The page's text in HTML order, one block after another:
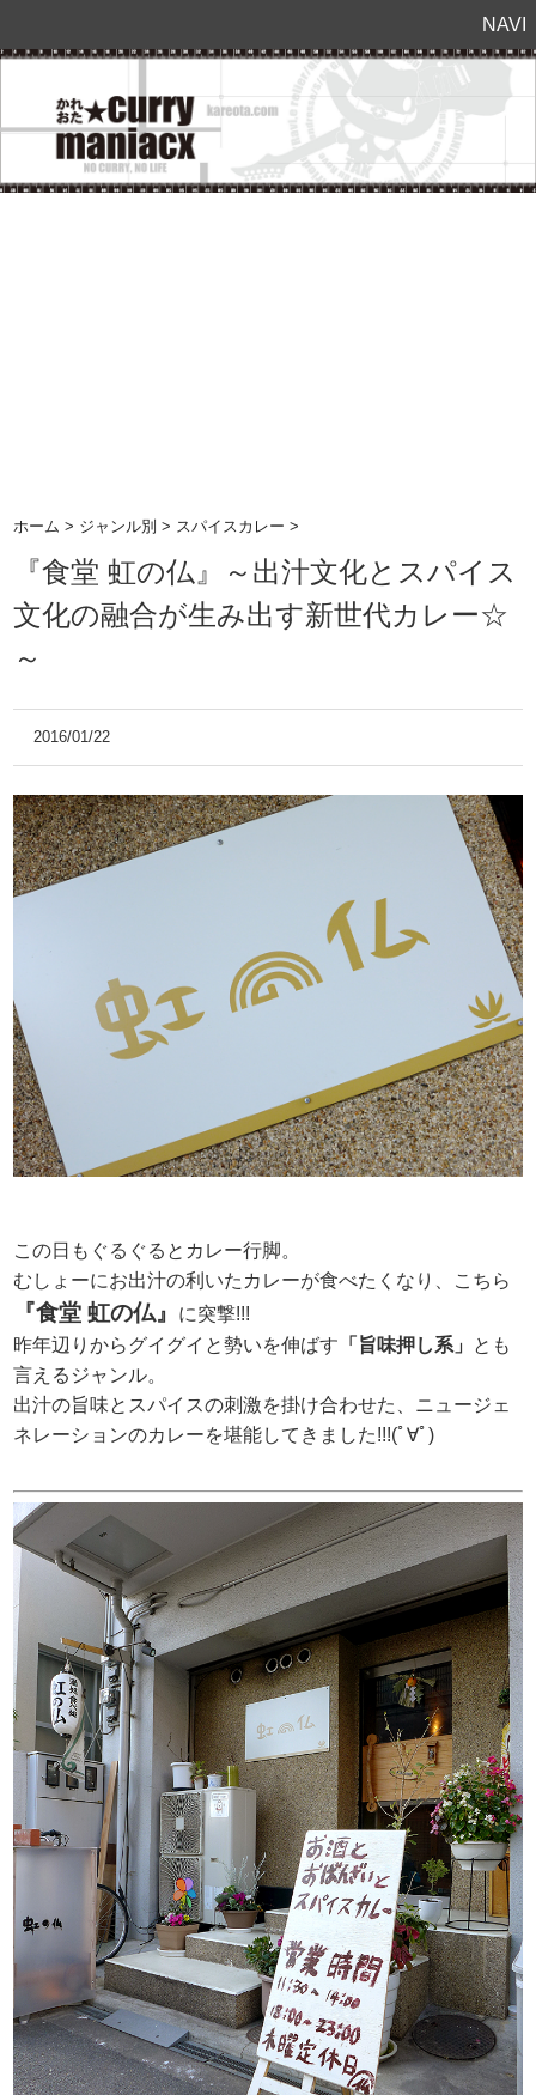
NAVI
ホーム > ジャンル別 > スパイスカレー >
『食堂 虹の仏』～出汁文化とスパイス
文化の融合が生み出す新世代カレー☆
～
2016/01/22
この日もぐるぐるとカレー行脚。
むしょーにお出汁の利いたカレーが食べたくなり、こちら
『食堂 虹の仏』
に突撃!!!
昨年辺りからグイグイと勢いを伸ばす 「旨味押し系」
とも
言えるジャンル。
出汁の旨味とスパイスの刺激を掛け合わせた、ニュージェ
ネレーションのカレーを堪能してきました!!!(ﾟ∀ﾟ)